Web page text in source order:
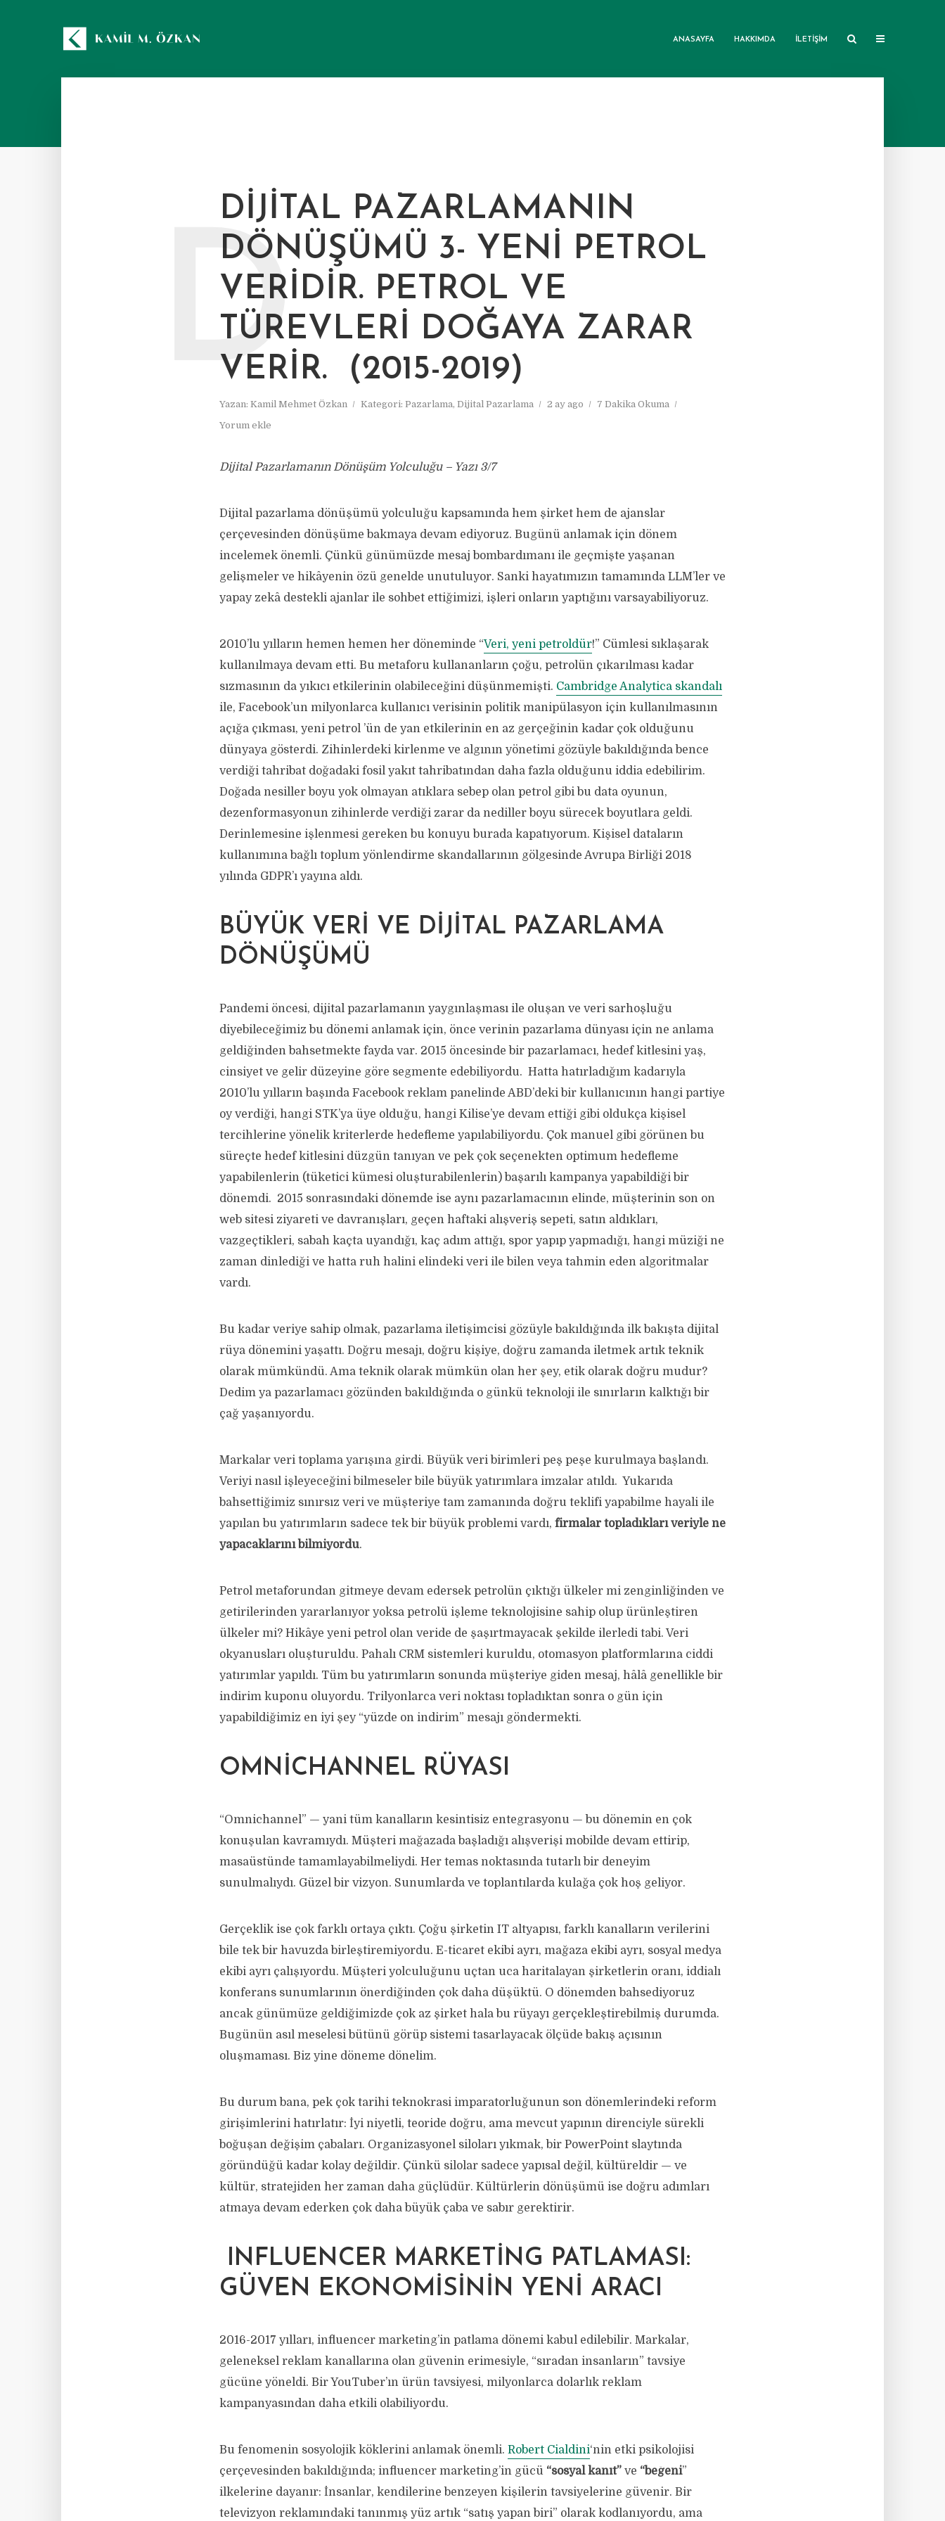
ANASAYFA HAKKIMDA İLETIŞIM
DIJITAL PAZARLAMANIN
DÖNÜŞÜMÜ 3- YENI PETROL
VERIDIR. PETROL VE
TÜREVLERI DOĞAYA ZARAR
VERIR. (2015-2019)
Yazan: Kamil Mehmet Özkan Kategori: Pazarlama, Dijital Pazarlama 2 ay ago
7 Dakika Okuma
Yorum ekle
D
Dijital Pazarlamanın Dönüşüm Yolculuğu – Yazı 3/7
Dijital pazarlama dönüşümü yolculuğu kapsamında hem şirket hem de ajanslar
çerçevesinden dönüşüme bakmaya devam ediyoruz. Bugünü anlamak için dönem
incelemek önemli. Çünkü günümüzde mesaj bombardımanı ile geçmişte yaşanan
gelişmeler ve hikâyenin özü genelde unutuluyor. Sanki hayatımızın tamamında LLM’ler ve
yapay zekâ destekli ajanlar ile sohbet ettiğimizi, işleri onların yaptığını varsayabiliyoruz.
2010’lu yılların hemen hemen her döneminde “Veri, yeni petroldür!” Cümlesi sıklaşarak
kullanılmaya devam etti. Bu metaforu kullananların çoğu, petrolün çıkarılması kadar
sızmasının da yıkıcı etkilerinin olabileceğini düşünmemişti. Cambridge Analytica skandalı
ile, Facebook’un milyonlarca kullanıcı verisinin politik manipülasyon için kullanılmasının
açığa çıkması, yeni petrol ’ün de yan etkilerinin en az gerçeğinin kadar çok olduğunu
dünyaya gösterdi. Zihinlerdeki kirlenme ve algının yönetimi gözüyle bakıldığında bence
verdiği tahribat doğadaki fosil yakıt tahribatından daha fazla olduğunu iddia edebilirim.
Doğada nesiller boyu yok olmayan atıklara sebep olan petrol gibi bu data oyunun,
dezenformasyonun zihinlerde verdiği zarar da nediller boyu sürecek boyutlara geldi.
Derinlemesine işlenmesi gereken bu konuyu burada kapatıyorum. Kişisel dataların
kullanımına bağlı toplum yönlendirme skandallarının gölgesinde Avrupa Birliği 2018
yılında GDPR’ı yayına aldı.
BÜYÜK VERI VE DIJITAL PAZARLAMA
DÖNÜŞÜMÜ
Pandemi öncesi, dijital pazarlamanın yaygınlaşması ile oluşan ve veri sarhoşluğu
diyebileceğimiz bu dönemi anlamak için, önce verinin pazarlama dünyası için ne anlama
geldiğinden bahsetmekte fayda var. 2015 öncesinde bir pazarlamacı, hedef kitlesini yaş,
cinsiyet ve gelir düzeyine göre segmente edebiliyordu. Hatta hatırladığım kadarıyla
2010’lu yılların başında Facebook reklam panelinde ABD’deki bir kullanıcının hangi partiye
oy verdiği, hangi STK’ya üye olduğu, hangi Kilise’ye devam ettiği gibi oldukça kişisel
tercihlerine yönelik kriterlerde hedefleme yapılabiliyordu. Çok manuel gibi görünen bu
süreçte hedef kitlesini düzgün tanıyan ve pek çok seçenekten optimum hedefleme
yapabilenlerin (tüketici kümesi oluşturabilenlerin) başarılı kampanya yapabildiği bir
dönemdi. 2015 sonrasındaki dönemde ise aynı pazarlamacının elinde, müşterinin son on
web sitesi ziyareti ve davranışları, geçen haftaki alışveriş sepeti, satın aldıkları,
vazgeçtikleri, sabah kaçta uyandığı, kaç adım attığı, spor yapıp yapmadığı, hangi müziği ne
zaman dinlediği ve hatta ruh halini elindeki veri ile bilen veya tahmin eden algoritmalar
vardı.
Bu kadar veriye sahip olmak, pazarlama iletişimcisi gözüyle bakıldığında ilk bakışta dijital
rüya dönemini yaşattı. Doğru mesajı, doğru kişiye, doğru zamanda iletmek artık teknik
olarak mümkündü. Ama teknik olarak mümkün olan her şey, etik olarak doğru mudur?
Dedim ya pazarlamacı gözünden bakıldığında o günkü teknoloji ile sınırların kalktığı bir
çağ yaşanıyordu.
Markalar veri toplama yarışına girdi. Büyük veri birimleri peş peşe kurulmaya başlandı.
Veriyi nasıl işleyeceğini bilmeseler bile büyük yatırımlara imzalar atıldı. Yukarıda
bahsettiğimiz sınırsız veri ve müşteriye tam zamanında doğru teklifi yapabilme hayali ile
yapılan bu yatırımların sadece tek bir büyük problemi vardı, firmalar topladıkları veriyle ne
yapacaklarını bilmiyordu.
Petrol metaforundan gitmeye devam edersek petrolün çıktığı ülkeler mi zenginliğinden ve
getirilerinden yararlanıyor yoksa petrolü işleme teknolojisine sahip olup ürünleştiren
ülkeler mi? Hikâye yeni petrol olan veride de şaşırtmayacak şekilde ilerledi tabi. Veri
okyanusları oluşturuldu. Pahalı CRM sistemleri kuruldu, otomasyon platformlarına ciddi
yatırımlar yapıldı. Tüm bu yatırımların sonunda müşteriye giden mesaj, hâlâ genellikle bir
indirim kuponu oluyordu. Trilyonlarca veri noktası topladıktan sonra o gün için
yapabildiğimiz en iyi şey “yüzde on indirim” mesajı göndermekti.
OMNICHANNEL RÜYASI
“Omnichannel” — yani tüm kanalların kesintisiz entegrasyonu — bu dönemin en çok
konuşulan kavramıydı. Müşteri mağazada başladığı alışverişi mobilde devam ettirip,
masaüstünde tamamlayabilmeliydi. Her temas noktasında tutarlı bir deneyim
sunulmalıydı. Güzel bir vizyon. Sunumlarda ve toplantılarda kulağa çok hoş geliyor.
Gerçeklik ise çok farklı ortaya çıktı. Çoğu şirketin IT altyapısı, farklı kanalların verilerini
bile tek bir havuzda birleştiremiyordu. E-ticaret ekibi ayrı, mağaza ekibi ayrı, sosyal medya
ekibi ayrı çalışıyordu. Müşteri yolculuğunu uçtan uca haritalayan şirketlerin oranı, iddialı
konferans sunumlarının önerdiğinden çok daha düşüktü. O dönemden bahsediyoruz
ancak günümüze geldiğimizde çok az şirket hala bu rüyayı gerçekleştirebilmiş durumda.
Bugünün asıl meselesi bütünü görüp sistemi tasarlayacak ölçüde bakış açısının
oluşmaması. Biz yine döneme dönelim.
Bu durum bana, pek çok tarihi teknokrasi imparatorluğunun son dönemlerindeki reform
girişimlerini hatırlatır: İyi niyetli, teoride doğru, ama mevcut yapının direnciyle sürekli
boğuşan değişim çabaları. Organizasyonel siloları yıkmak, bir PowerPoint slaytında
göründüğü kadar kolay değildir. Çünkü silolar sadece yapısal değil, kültüreldir — ve
kültür, stratejiden her zaman daha güçlüdür. Kültürlerin dönüşümü ise doğru adımları
atmaya devam ederken çok daha büyük çaba ve sabır gerektirir.
INFLUENCER MARKETING PATLAMASI:
GÜVEN EKONOMISININ YENI ARACI
2016-2017 yılları, influencer marketing’in patlama dönemi kabul edilebilir. Markalar,
geleneksel reklam kanallarına olan güvenin erimesiyle, “sıradan insanların” tavsiye
gücüne yöneldi. Bir YouTuber’ın ürün tavsiyesi, milyonlarca dolarlık reklam
kampanyasından daha etkili olabiliyordu.
Bu fenomenin sosyolojik köklerini anlamak önemli. Robert Cialdini‘nin etki psikolojisi
çerçevesinden bakıldığında; influencer marketing’in gücü “sosyal kanıt” ve “beğeni”
ilkelerine dayanır: İnsanlar, kendilerine benzeyen kişilerin tavsiyelerine güvenir. Bir
televizyon reklamındaki tanınmış yüz artık “satış yapan biri” olarak kodlanıyordu, ama